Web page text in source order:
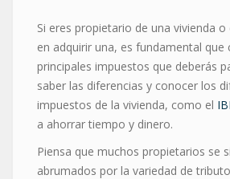
Si eres propietario de una vivienda
en adquirir una, es fundamental que
principales impuestos que deberás
saber las diferencias y conocer los
impuestos de la vivienda, como el IBI
a ahorrar tiempo y dinero.
Piensa que muchos propietarios se
abrumados por la variedad de